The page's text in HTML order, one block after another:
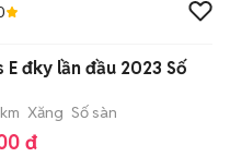
đky lần đầu 2023 Số
Xăng Số sàn
đ